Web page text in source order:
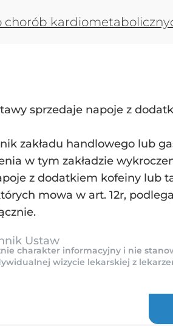
chorób
sprzedaje napoje z
zakładu handlowego lub
w tym zakładzie
z dodatkiem kofeiny lub
mowa w art. 12r,
Ustaw
charakter informacyjny i nie
wizycie lekarskiej z